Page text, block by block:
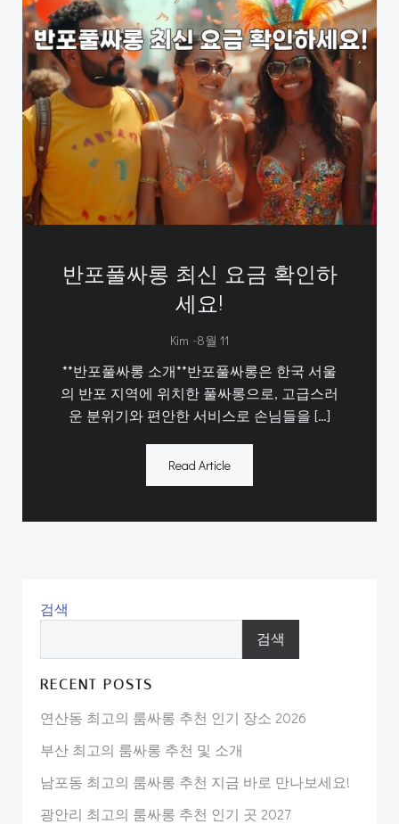
반포풀싸롱 최신 요금 확인하
세요!
Kim -8월 11
**반포풀싸롱 소개**반포풀싸롱은 한국 서울
의 반포 지역에 위치한 풀싸롱으로, 고급스러
운 분위기와 편안한 서비스로 손님들을 […]
Read Article
검색
검색
RECENT POSTS
연산동 최고의 룸싸롱 추천 인기 장소 2026
부산 최고의 룸싸롱 추천 및 소개
남포동 최고의 룸싸롱 추천 지금 바로 만나보세요!
광안리 최고의 룸싸롱 추천 인기 곳 2027